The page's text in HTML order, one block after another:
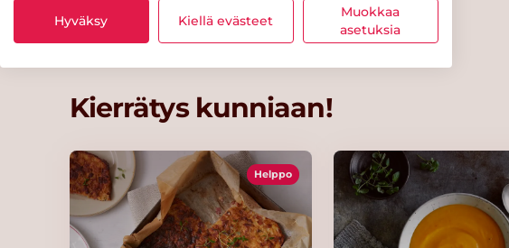
Kierrätys kunniaan!
Helppo
Hyväksy Kiellä evästeet
Muokkaa
asetuksia